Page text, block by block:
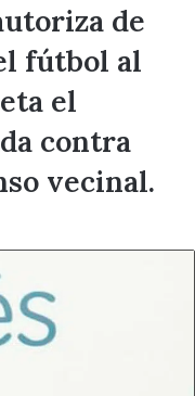
de
fútbol al
el
contra
vecinal.